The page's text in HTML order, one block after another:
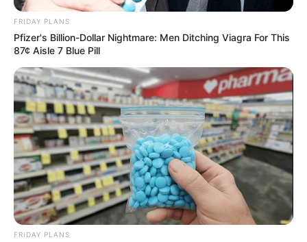
Flip This Switch: Next Month Your Electric Bill
Won't Be $245 But $14
STOPWATT
FRIDAY PLANS
Pfizer's Billion-Dollar Nightmare: Men Ditching Viagra For This
87¢ Aisle 7 Blue Pill
FRIDAY PLANS